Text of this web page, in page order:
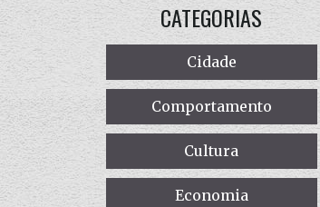
CATEGORIAS
Cidade
Comportamento
Cultura
Economia